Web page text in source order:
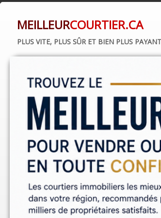
MEILLEURCOURTIER.CA
PLUS VITE, PLUS SÛR ET BIEN PLUS PAYANT